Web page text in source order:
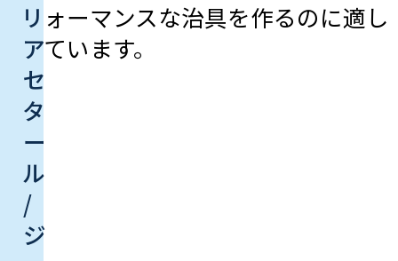
リ
ア
セ
タ
ー
ル
/
ジ
ォーマンスな治具を作るのに適し
ています。